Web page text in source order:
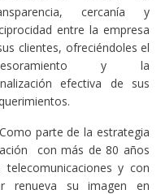
cercanía y
entre la empresa
clientes, ofreciéndoles el
y la
efectiva de sus
Como parte de la estrategia
con más de 80 años
y con
renueva su imagen en